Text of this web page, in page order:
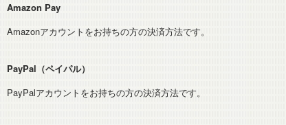
Amazon Pay
Amazonアカウントをお持ちの方の決済方法です。
PayPal（ペイパル）
PayPalアカウントをお持ちの方の決済方法です。